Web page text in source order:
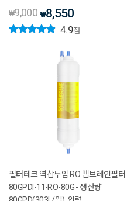
₩9,000 ₩8,550
4.9점
필터테크 역삼투압 RO 멤브레인필터
80GPDI-11-RO-80G - 생산량